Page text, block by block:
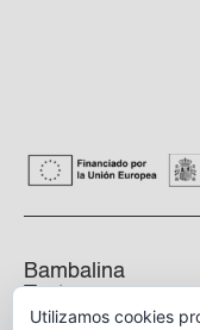
Bambalina
Teatre
Practicable
Utilizamos cookies